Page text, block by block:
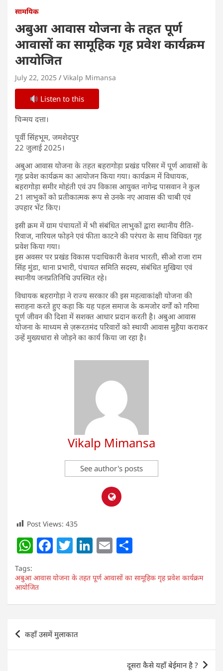
सामयिक
अबुआ आवास योजना के तहत पूर्ण
आवासों का सामूहिक गृह प्रवेश कार्यक्रम
आयोजित
July 22, 2025 Vikalp Mimansa
Listen to this
चिन्मय दत्ता।
पूर्वी सिंहभूम, जमशेदपुर
22 जुलाई 2025।
अबुआ आवास योजना के तहत बहरागोड़ा प्रखंड परिसर में पूर्ण आवासों के
गृह प्रवेश कार्यक्रम का आयोजन किया गया। कार्यक्रम में विधायक,
बहरागोड़ा समीर मोहंती एवं उप विकास आयुक्त नागेन्द्र पासवान ने कुल
21 लाभुकों को प्रतीकात्मक रूप से उनके नए आवास की चाबी एवं
उपहार भेंट किए।
इसी क्रम में ग्राम पंचायतों में भी संबंधित लाभुकों द्वारा स्थानीय रीति-
रिवाज, नारियल फोड़ने एवं फीता काटने की परंपरा के साथ विधिवत गृह
प्रवेश किया गया।
इस अवसर पर प्रखंड विकास पदाधिकारी केशव भारती, सीओ राजा राम
सिंह मुंडा, थाना प्रभारी, पंचायत समिति सदस्य, संबंधित मुखिया एवं
स्थानीय जनप्रतिनिधि उपस्थित रहे।
विधायक बहरागोड़ा ने राज्य सरकार की इस महत्वाकांक्षी योजना की
सराहना करते हुए कहा कि यह पहल समाज के कमजोर वर्गों को गरिमा
पूर्ण जीवन की दिशा में सशक्त आधार प्रदान करती है। अबुआ आवास
योजना के माध्यम से ज़रूरतमंद परिवारों को स्थायी आवास मुहैया कराकर
उन्हें मुख्यधारा से जोड़ने का कार्य किया जा रहा है।
Vikalp Mimansa
See author's posts
Post Views: 435
W
at
s
A
p
p
F
c
b
o
k
T
itt
Li
k
dI
E
ai ar
Tags:
अबुआ आवास योजना के तहत पूर्ण आवासों का सामूहिक गृह प्रवेश कार्यक्रम
आयोजित
Post
navigation
कहाँ उसमें मुलाकात
दूसरा कैसे यहाँ बेईमान है ?